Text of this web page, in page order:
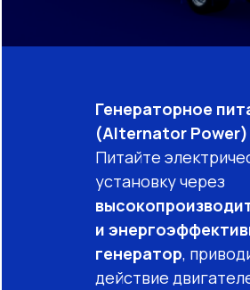
Генераторное
(Alternator Power)
Питайте
установку через
и
генератор,
действие